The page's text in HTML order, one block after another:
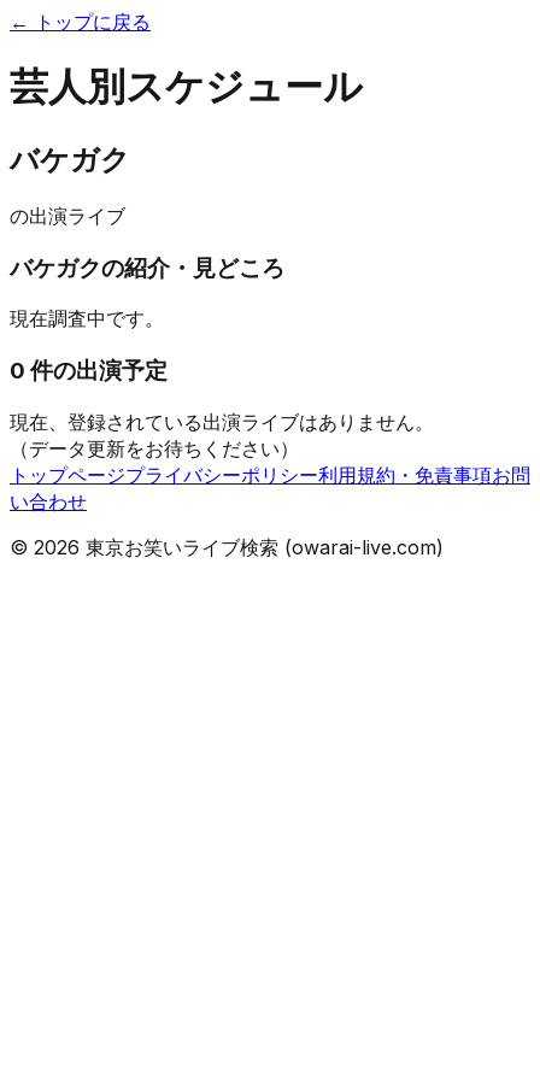
← トップに戻る
芸人別スケジュール
バケガク
の出演ライブ
バケガクの紹介・見どころ
現在調査中です。
0 件の出演予定
現在、登録されている出演ライブはありません。
（データ更新をお待ちください）
トップページプライバシーポリシー利用規約・免責事項お問
い合わせ
© 2026 東京お笑いライブ検索 (owarai-live.com)